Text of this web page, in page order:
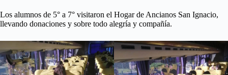
Los alumnos de 5° a 7° visitaron el Hogar de Ancianos San Ignacio,
llevando donaciones y sobre todo alegría y compañía.